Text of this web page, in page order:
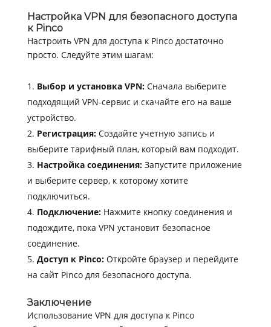
Настройка VPN для безопасного доступа
к Pinco
Настроить VPN для доступа к Pinco достаточно
просто. Следуйте этим шагам:
Выбор и установка VPN:Сначала выберите
подходящий VPN-сервис и скачайте его на ваше
устройство.
Регистрация:Создайте учетную запись и
выберите тарифный план, который вам подходит.
Настройка соединения:Запустите приложение
и выберите сервер, к которому хотите
подключиться.
Подключение:Нажмите кнопку соединения и
подождите, пока VPN установит безопасное
соединение.
Доступ к Pinco:Откройте браузер и перейдите
на сайт Pinco для безопасного доступа.
Заключение
Использование VPN для доступа к Pinco